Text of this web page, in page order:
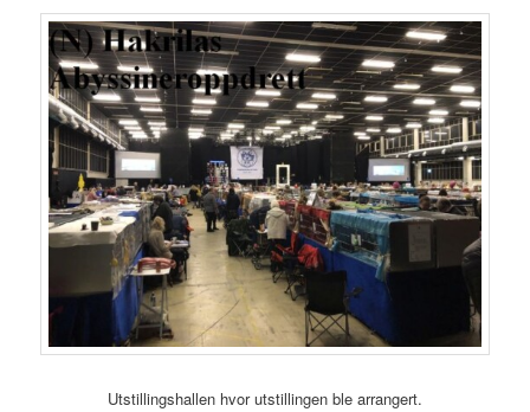
Utstillingshallen hvor utstillingen ble arrangert.